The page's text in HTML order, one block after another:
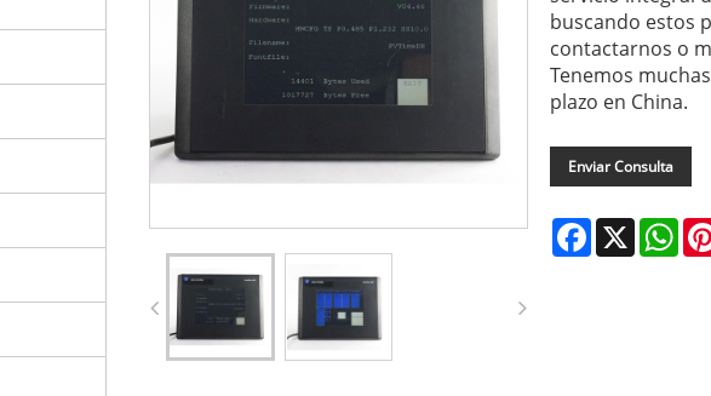
buscando estos
contactarnos o
Tenemos
plazo en China.
Enviar Consulta
Facebook
X